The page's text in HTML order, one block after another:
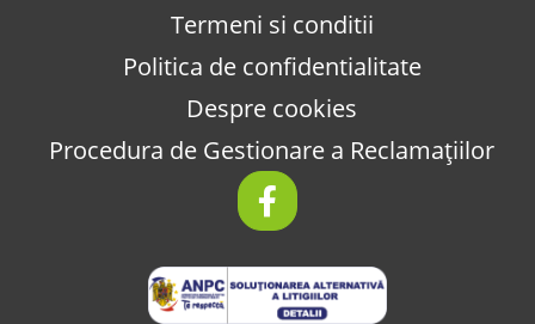
Termeni si conditii
Politica de confidentialitate
Despre cookies
Procedura de Gestionare a Reclamațiilor